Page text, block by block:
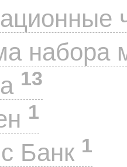
набора
13
1
Банк 1